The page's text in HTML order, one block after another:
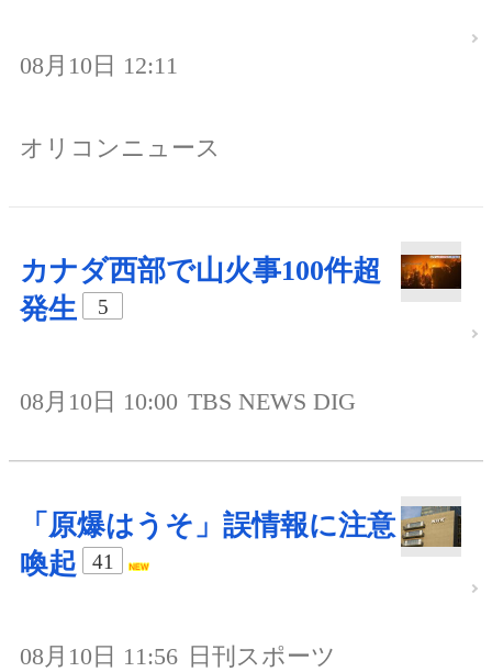
08月10日 12:11
オリコンニュース
カナダ西部で山火事100件超
発生
5
08月10日 10:00 TBS NEWS DIG
「原爆はうそ」誤情報に注意
喚起
41
08月10日 11:56 日刊スポーツ